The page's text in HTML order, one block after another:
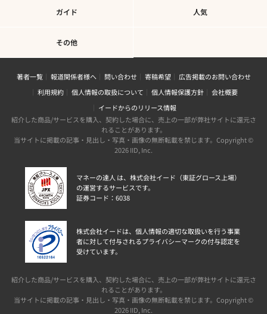
ガイド 人気
その他
著者一覧 報道関係者様へ 問い合わせ 寄稿希望
広告掲載のお問い合わせ
利用規約
個人情報の取扱について 個人情報保護方針
会社概要
イードからのリリース情報
紹介した商品/サービスを購入、契約した場合に、売上の一部が弊社サイトに還元さ
れることがあります。
当サイトに掲載の記事・見出し・写真・画像の無断転載を禁じます。Copyright ©
2026 IID, Inc.
マネーの達人 は、株式会社イード（東証グロース上場）
の運営するサービスです。
証券コード：6038
株式会社イードは、個人情報の適切な取扱いを行う事業
者に対して付与されるプライバシーマークの付与認定を
受けています。
紹介した商品/サービスを購入、契約した場合に、売上の一部が弊社サイトに還元さ
れることがあります。
当サイトに掲載の記事・見出し・写真・画像の無断転載を禁じます。Copyright ©
2026 IID, Inc.